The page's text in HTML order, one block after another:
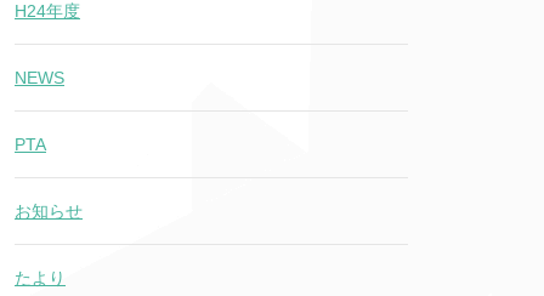
H24年度
NEWS
PTA
お知らせ
たより